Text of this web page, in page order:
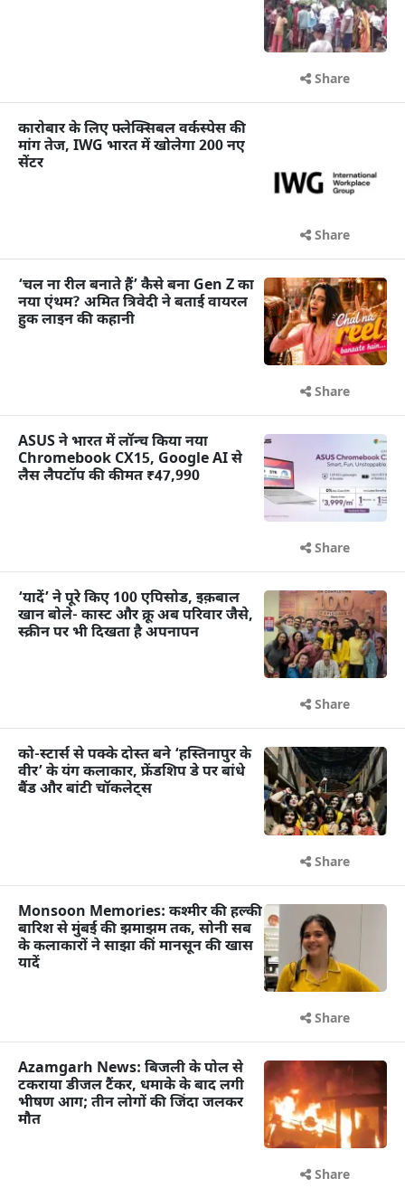
Share
कारोबार के लिए फ्लेक्सिबल वर्कस्पेस की
मांग तेज, IWG भारत में खोलेगा 200 नए
सेंटर
Share
‘चल ना रील बनाते हैं’ कैसे बना Gen Z का
नया एंथम? अमित त्रिवेदी ने बताई वायरल
हुक लाइन की कहानी
Share
ASUS ने भारत में लॉन्च किया नया
Chromebook CX15, Google AI से
लैस लैपटॉप की कीमत ₹47,990
Share
‘यादें’ ने पूरे किए 100 एपिसोड, इक़बाल
खान बोले- कास्ट और क्रू अब परिवार जैसे,
स्क्रीन पर भी दिखता है अपनापन
Share
को-स्टार्स से पक्के दोस्त बने ‘हस्तिनापुर के
वीर’ के यंग कलाकार, फ्रेंडशिप डे पर बांधे
बैंड और बांटी चॉकलेट्स
Share
Monsoon Memories: कश्मीर की हल्की
बारिश से मुंबई की झमाझम तक, सोनी सब
के कलाकारों ने साझा कीं मानसून की खास
यादें
Share
Azamgarh News: बिजली के पोल से
टकराया डीजल टैंकर, धमाके के बाद लगी
भीषण आग; तीन लोगों की जिंदा जलकर
मौत
Share